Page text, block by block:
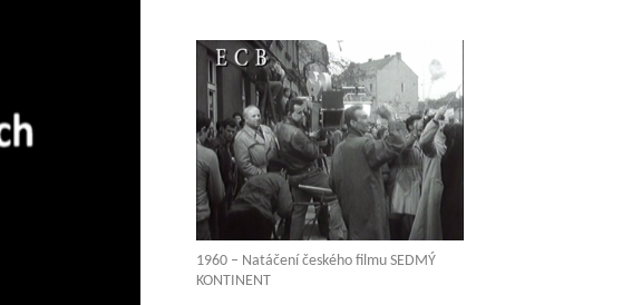
1960 – Natáčení českého filmu SEDMÝ
KONTINENT